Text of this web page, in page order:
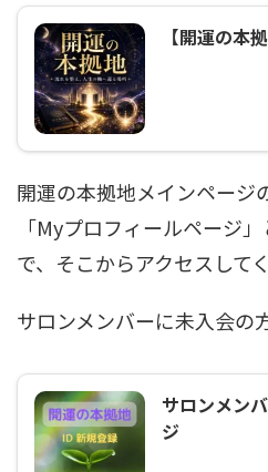
【開運の本
開運の本拠地メインページ
「Myプロフィールページ
で、そこからアクセスして
サロンメンバーに未入会の
サロンメン
ジ